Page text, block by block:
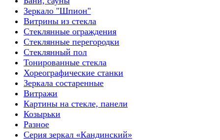
Зеркало "Шпион"
Витрины из стекла
Стеклянные ограждения
Стеклянные перегородки
Стеклянный пол
Тонированные стекла
Хореографические станки
Зеркала состаренные
Витражи
Картины на стекле, панели
Козырьки
Разное
Серия зеркал «Кандинский»